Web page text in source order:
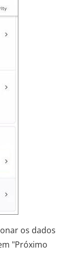
os dados
"Próximo